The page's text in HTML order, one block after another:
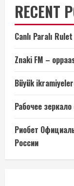
RECENT
Canlı Paralı
Znaki FM –
Büyük
Рабочее зеркало
Риобет
России